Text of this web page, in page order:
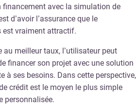
financement avec la simulation de
d’avoir l’assurance que le
est vraiment attractif.
au meilleur taux, l’utilisateur peut
financer son projet avec une solution
à ses besoins. Dans cette perspective,
crédit est le moyen le plus simple
personnalisée.